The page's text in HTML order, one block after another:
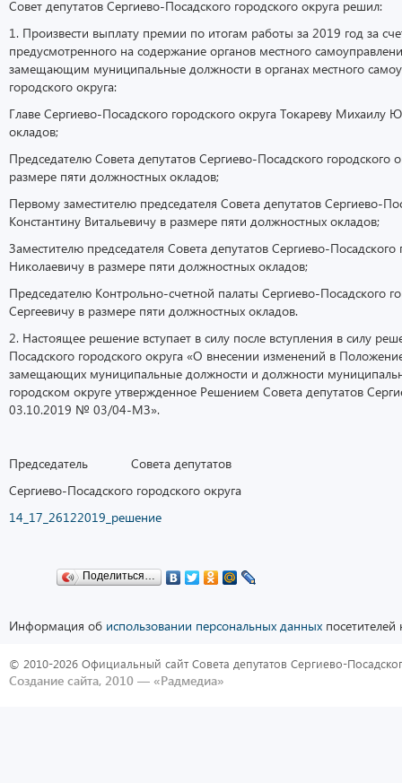
Совет депутатов Сергиево-Посадского городского округа решил:
1. Произвести выплату премии по итогам работы за 2019 год за
предусмотренного на содержание органов местного
замещающим муниципальные должности в органах местного
городского округа:
Главе Сергиево-Посадского городского округа Токареву
окладов;
Председателю Совета депутатов Сергиево-Посадского городского
размере пяти должностных окладов;
Первому заместителю председателя Совета депутатов Сергиево-
Константину Витальевичу в размере пяти должностных окладов;
Заместителю председателя Совета депутатов Сергиево-
Николаевичу в размере пяти должностных окладов;
Председателю Контрольно-счетной палаты Сергиево-Посадского
Сергеевичу в размере пяти должностных окладов.
2. Настоящее решение вступает в силу после вступления в силу
Посадского городского округа «О внесении изменений в
замещающих муниципальные должности и должности
городском округе утвержденное Решением Совета депутатов
03.10.2019 № 03/04-МЗ».
Председатель Совета депутатов
Сергиево-Посадского городского
14_17_26122019_решение
Поделиться…
Информация об использовании персональных данных посетителей
© 2010-2026 Официальный сайт Совета депутатов Сергиево-
Создание сайта, 2010 — «Радмедиа»